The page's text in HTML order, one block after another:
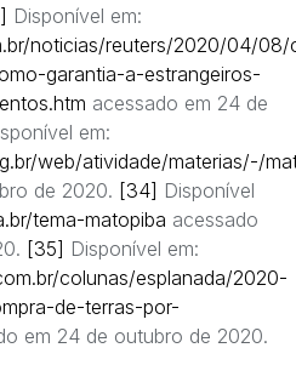
Disponível em:
noticias/reuters/2020/04/
garantia-a-estrangeiros-
acessado em 24 de
em:
web/atividade/materias/-/
de 2020. [34] Disponível
tema-matopiba acessado
[35] Disponível em:
colunas/esplanada/2020-
de-terras-por-
em 24 de outubro de 2020.